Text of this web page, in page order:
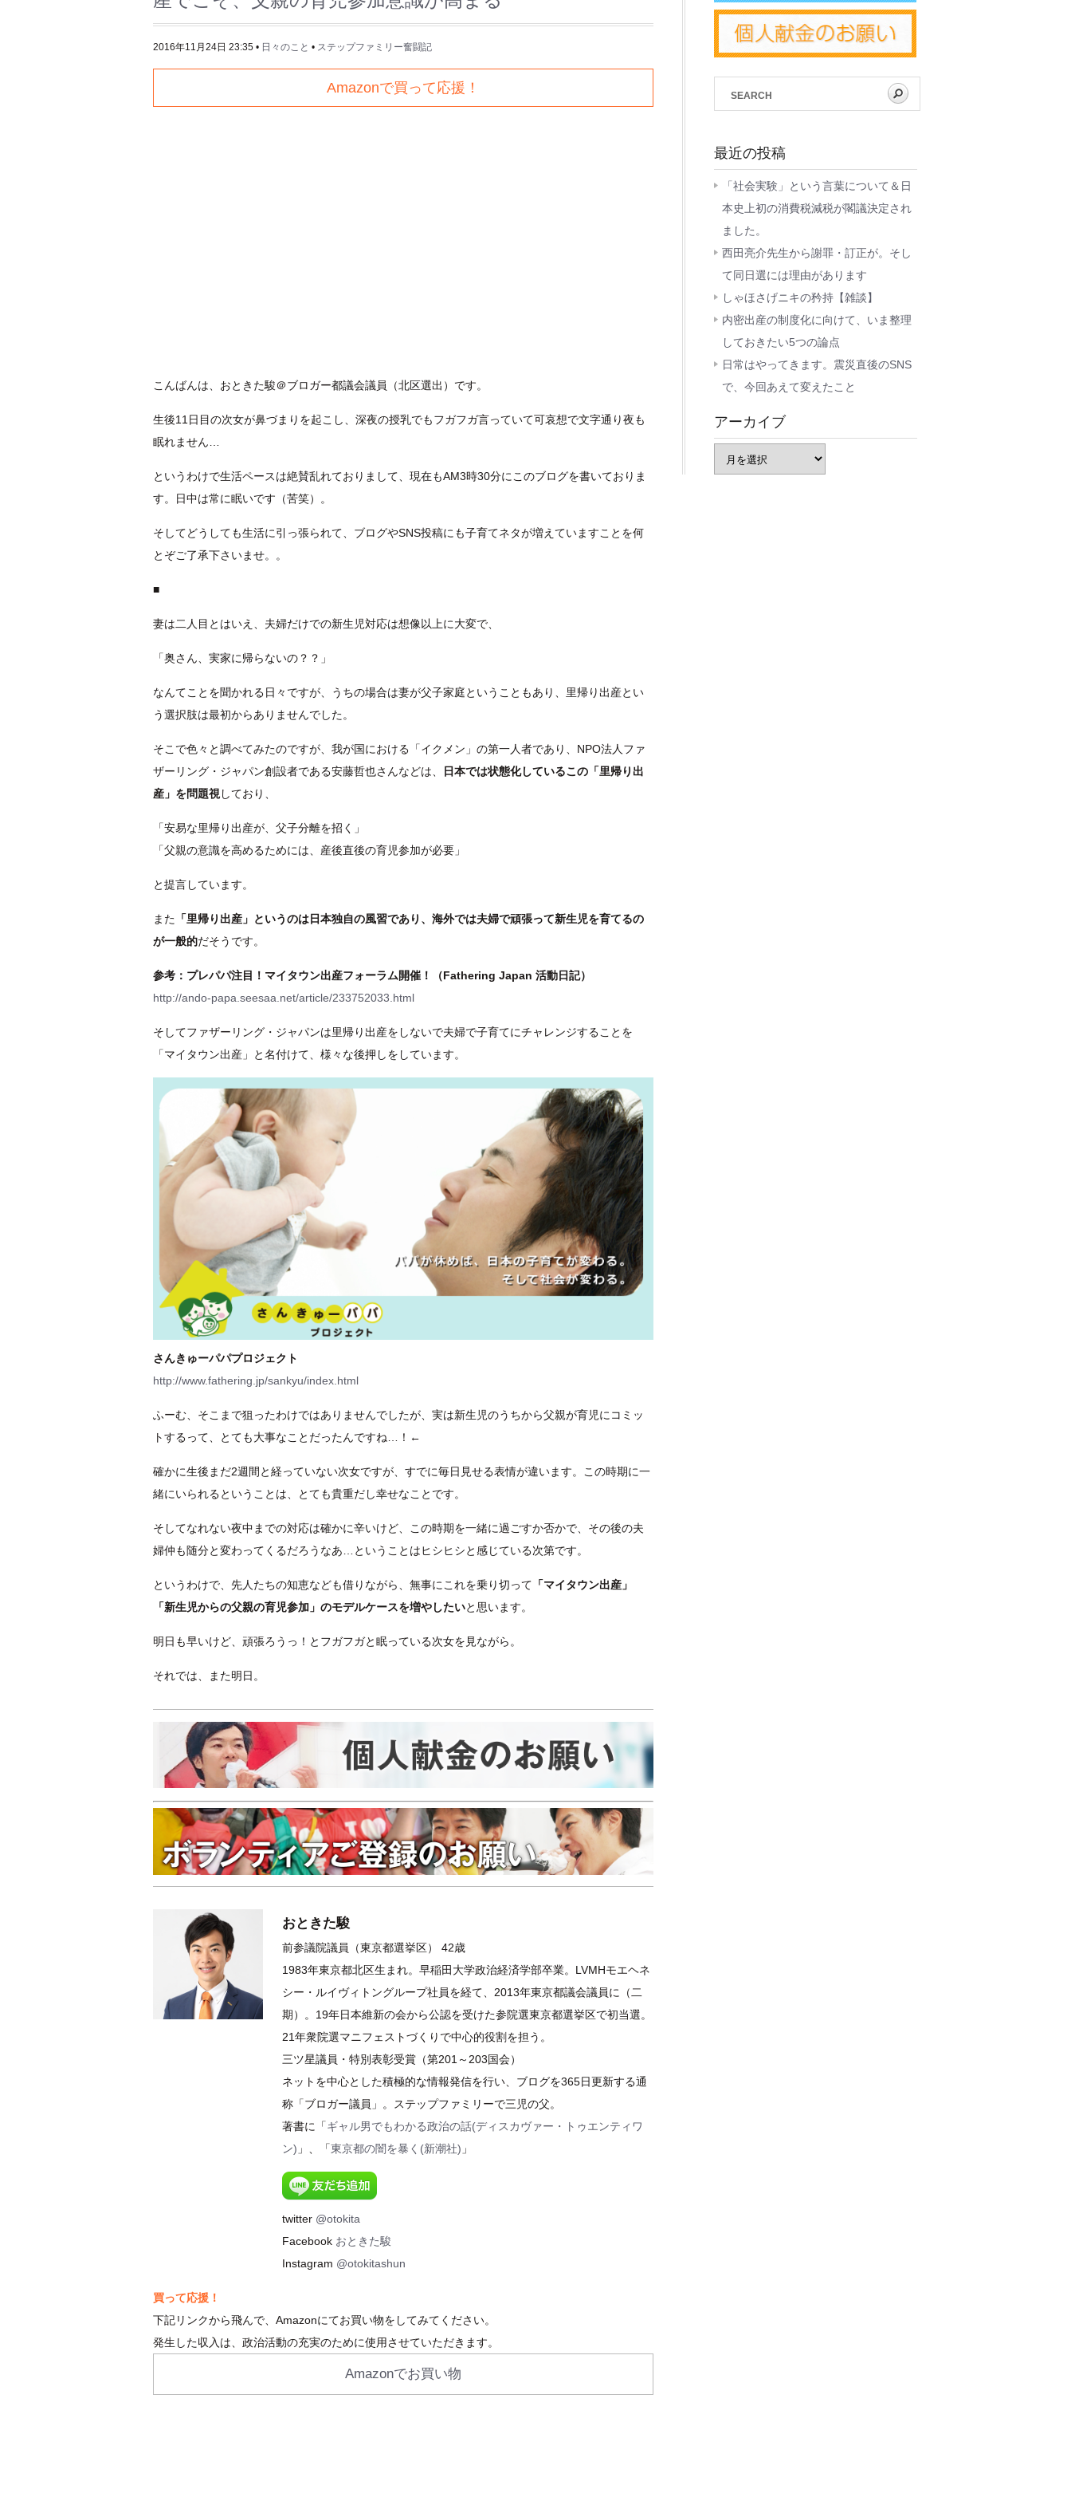
2016年11月24日 23:35 • 日々のこと • ステップファミリー奮闘記
Amazonで買って応援！
こんばんは、おときた駿＠ブロガー都議会議員（北区選出）です。
生後11日目の次女が鼻づまりを起こし、深夜の授乳でもフガフガ言っていて可哀想で文字通り夜も
眠れません…
というわけで生活ペースは絶賛乱れておりまして、現在もAM3時30分にこのブログを書いておりま
す。日中は常に眠いです（苦笑）。
そしてどうしても生活に引っ張られて、ブログやSNS投稿にも子育てネタが増えていますことを何
とぞご了承下さいませ。。
■
妻は二人目とはいえ、夫婦だけでの新生児対応は想像以上に大変で、
「奥さん、実家に帰らないの？？」
なんてことを聞かれる日々ですが、うちの場合は妻が父子家庭ということもあり、里帰り出産とい
う選択肢は最初からありませんでした。
そこで色々と調べてみたのですが、我が国における「イクメン」の第一人者であり、NPO法人ファ
ザーリング・ジャパン創設者である安藤哲也さんなどは、
日本では状態化しているこの「里帰り出
産」を問題視しており、
「安易な里帰り出産が、父子分離を招く」
「父親の意識を高めるためには、産後直後の育児参加が必要」
と提言しています。
また 「里帰り出産」というのは日本独自の風習であり、海外では夫婦で頑張って新生児を育てるの
が一般的だそうです。
参考：プレパパ注目！マイタウン出産フォーラム開催！（Fathering Japan 活動日記）
http://ando-papa.seesaa.net/article/233752033.html
そしてファザーリング・ジャパンは里帰り出産をしないで夫婦で子育てにチャレンジすることを
「マイタウン出産」と名付けて、様々な後押しをしています。
さんきゅーパパプロジェクト
http://www.fathering.jp/sankyu/index.html
ふーむ、そこまで狙ったわけではありませんでしたが、実は新生児のうちから父親が育児にコミッ
トするって、とても大事なことだったんですね…！←
確かに生後まだ2週間と経っていない次女ですが、すでに毎日見せる表情が違います。この時期に一
緒にいられるということは、とても貴重だし幸せなことです。
そしてなれない夜中までの対応は確かに辛いけど、この時期を一緒に過ごすか否かで、その後の夫
婦仲も随分と変わってくるだろうなあ…ということはヒシヒシと感じている次第です。
というわけで、先人たちの知恵なども借りながら、無事にこれを乗り切って 「マイタウン出産」
「新生児からの父親の育児参加」のモデルケースを増やしたいと思います。
明日も早いけど、頑張ろうっ！とフガフガと眠っている次女を見ながら。
それでは、また明日。
おときた駿
前参議院議員（東京都選挙区） 42歳
1983年東京都北区生まれ。早稲田大学政治経済学部卒業。LVMHモエヘネ
シー・ルイヴィトングループ社員を経て、2013年東京都議会議員に（二
期）。19年日本維新の会から公認を受けた参院選東京都選挙区で初当選。
21年衆院選マニフェストづくりで中心的役割を担う。
三ツ星議員・特別表彰受賞（第201～203国会）
ネットを中心とした積極的な情報発信を行い、ブログを365日更新する通
称「ブロガー議員」。ステップファミリーで三児の父。
著書に「ギャル男でもわかる政治の話(ディスカヴァー・トゥエンティワ
ン) 」、「東京都の闇を暴く(新潮社) 」
twitter @otokita
Facebook おときた駿
Instagram @otokitashun
買って応援！
下記リンクから飛んで、Amazonにてお買い物をしてみてください。
発生した収入は、政治活動の充実のために使用させていただきます。
Amazonでお買い物
最近の投稿
「社会実験」という言葉について＆日
本史上初の消費税減税が閣議決定され
ました。
西田亮介先生から謝罪・訂正が。そし
て同日選には理由があります
しゃほさげニキの矜持【雑談】
内密出産の制度化に向けて、いま整理
しておきたい5つの論点
日常はやってきます。震災直後のSNS
で、今回あえて変えたこと
アーカイブ